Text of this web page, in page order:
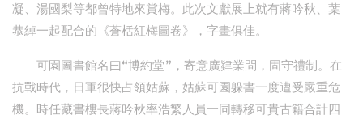
凝、湯國梨等都曾特地來賞梅。此次文獻展上就有蔣吟秋、葉
恭綽一起配合的《蒼栝紅梅圖卷》，字畫俱佳。
可園圖書館名曰“博約堂”，寄意廣肄業問，固守禮制。在
抗戰時代，日軍很快占領姑蘇，姑蘇可園躲書一度遭受嚴重危
機。時任藏書樓長蔣吟秋率浩繁人員一同轉移可貴古籍合計四